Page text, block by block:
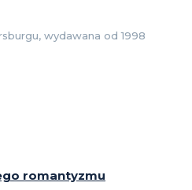
wydawana od 1998
romantyzmu